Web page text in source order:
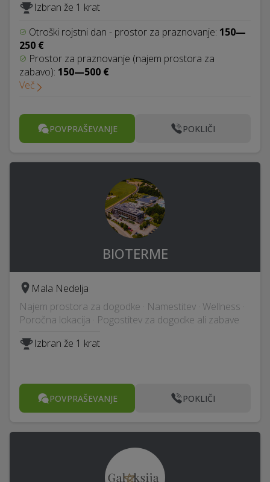
Izbran že 1 krat
Otroški rojstni dan - prostor za praznovanje: 150—
250 €
Prostor za praznovanje (najem prostora za
zabavo): 150—500 €
Več
POVPRAŠEVANJE POKLIČI
BIOTERME
Mala Nedelja
Najem prostora za dogodke · Namestitev · Wellness ·
Poročna lokacija · Pogostitev za dogodke ali zabave
Izbran že 1 krat
POVPRAŠEVANJE POKLIČI